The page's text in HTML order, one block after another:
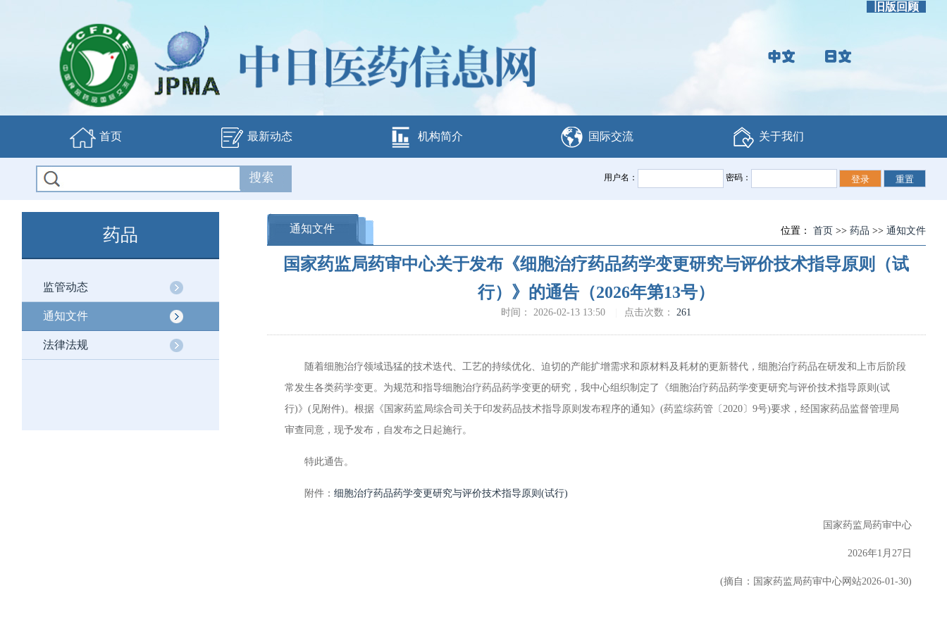
旧版回顾
首页 最新动态 机构简介 国际交流 关于我们
用户名： 密码：
药品
监管动态
通知文件
法律法规
通知文件 位置： 首页 >> 药品 >> 通知文件
国家药监局药审中心关于发布《细胞治疗药品药学变更研究与评价技术指导原则（试
行）》的通告（2026年第13号）
时间： 2026-02-13 13:50 点击次数： 261
随着细胞治疗领域迅猛的技术迭代、工艺的持续优化、迫切的产能扩增需求和原材料及耗材的更新替代，细胞治疗药品在研发和上市后阶段
常发生各类药学变更。为规范和指导细胞治疗药品药学变更的研究，我中心组织制定了《细胞治疗药品药学变更研究与评价技术指导原则(试
行)》(见附件)。根据《国家药监局综合司关于印发药品技术指导原则发布程序的通知》(药监综药管〔2020〕9号)要求，经国家药品监督管理局
审查同意，现予发布，自发布之日起施行。
特此通告。
附件： 细胞治疗药品药学变更研究与评价技术指导原则(试行)
国家药监局药审中心
2026年1月27日
(摘自：国家药监局药审中心网站2026-01-30)